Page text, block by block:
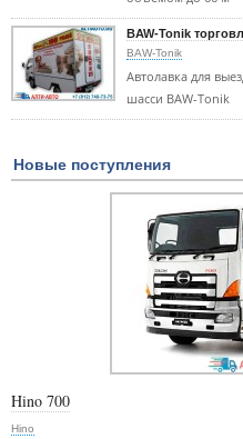
BAW-Tonik
BAW-Tonik
Автолавка для
шасси BAW-Tonik
Новые поступления
Hino 700
Hino